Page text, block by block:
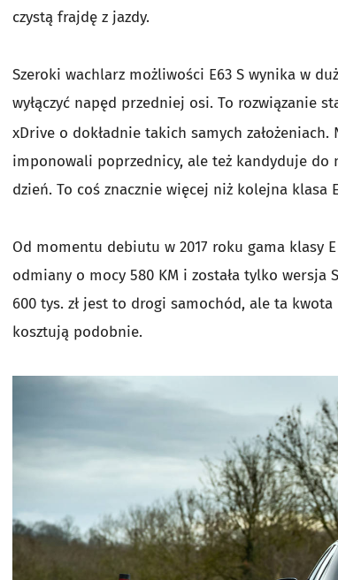
czystą frajdę z jazdy.
Szeroki wachlarz możliwości E63 S wynika w
wyłączyć napęd przedniej osi. To rozwiązanie
xDrive o dokładnie takich samych
imponowali poprzednicy, ale też kandyduje do
dzień. To coś znacznie więcej niż kolejna
Od momentu debiutu w 2017 roku gama klasy
odmiany o mocy 580 KM i została tylko wersja
600 tys. zł jest to drogi samochód, ale ta
kosztują podobnie.